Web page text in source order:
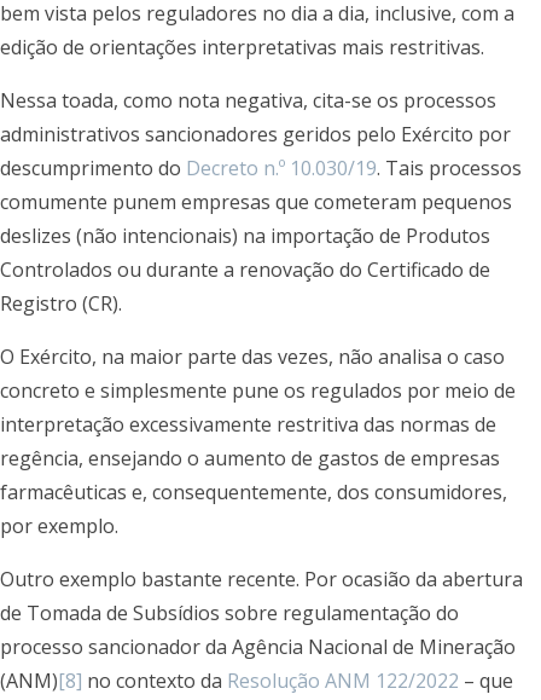
bem vista pelos reguladores no dia a dia, inclusive, com a
edição de orientações interpretativas mais restritivas.
Nessa toada, como nota negativa, cita-se os processos
administrativos sancionadores geridos pelo Exército por
descumprimento do Decreto n.º 10.030/19. Tais processos
comumente punem empresas que cometeram pequenos
deslizes (não intencionais) na importação de Produtos
Controlados ou durante a renovação do Certificado de
Registro (CR).
O Exército, na maior parte das vezes, não analisa o caso
concreto e simplesmente pune os regulados por meio de
interpretação excessivamente restritiva das normas de
regência, ensejando o aumento de gastos de empresas
farmacêuticas e, consequentemente, dos consumidores,
por exemplo.
Outro exemplo bastante recente. Por ocasião da abertura
de Tomada de Subsídios sobre regulamentação do
processo sancionador da Agência Nacional de Mineração
(ANM)[8] no contexto da Resolução ANM 122/2022 – que